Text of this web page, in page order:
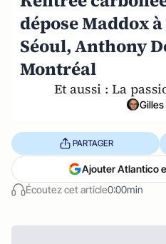
dépose Maddox
Séoul, Anthony
Montréal
Et aussi : La
Gilles
Écoutez cet article0:00min
PARTAGER
Ajouter Atlantico